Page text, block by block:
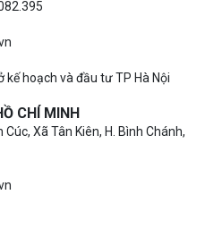
hoạch và đầu tư TP Hà Nội
CHÍ MINH
Xã Tân Kiên, H. Bình Chánh,